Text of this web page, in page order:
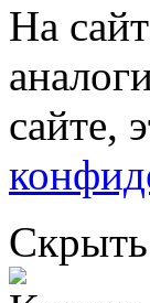
На
сайте,
Скрыть